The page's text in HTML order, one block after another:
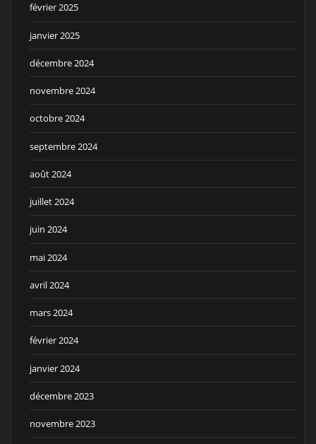
février 2025
janvier 2025
décembre 2024
novembre 2024
octobre 2024
septembre 2024
août 2024
juillet 2024
juin 2024
mai 2024
avril 2024
mars 2024
février 2024
janvier 2024
décembre 2023
novembre 2023